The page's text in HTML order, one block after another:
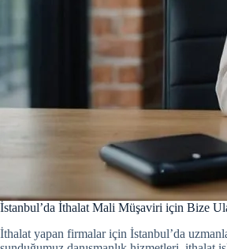
İstanbul’da İthalat Mali Müşaviri için Bize
İthalat yapan firmalar için İstanbul’da